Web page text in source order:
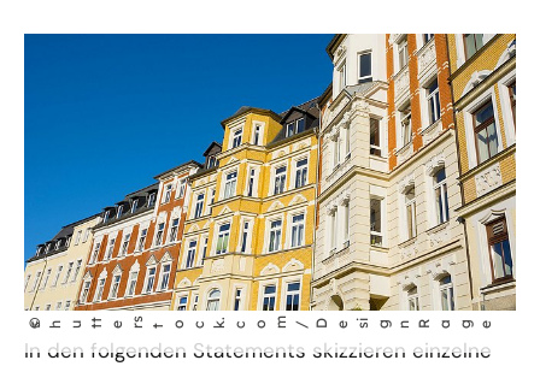
©
shut t
er s
tock .
co m
/Des ignRage
In den folgenden Statements skizzieren einzelne